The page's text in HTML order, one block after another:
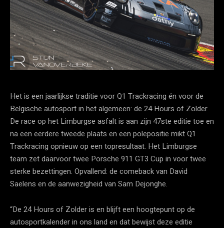
Het is een jaarlijkse traditie voor Q1 Trackracing én voor de
Belgische autosport in het algemeen: de 24 Hours of Zolder.
De race op het Limburgse asfalt is aan zijn 47ste editie toe en
na een eerdere tweede plaats en een polepositie mikt Q1
Trackracing opnieuw op een topresultaat. Het Limburgse
team zet daarvoor twee Porsche 911 GT3 Cup in voor twee
sterke bezettingen. Opvallend: de comeback van David
Saelens en de aanwezigheid van Sam Dejonghe.
“De 24 Hours of Zolder is en blijft een hoogtepunt op de
autosportkalender in ons land en dat bewijst deze editie